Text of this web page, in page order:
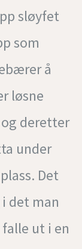
sløyfet
som
å
løsne
deretter
under
Det
det man
ut i en